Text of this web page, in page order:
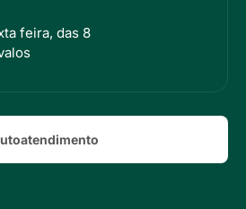
feira, das 8